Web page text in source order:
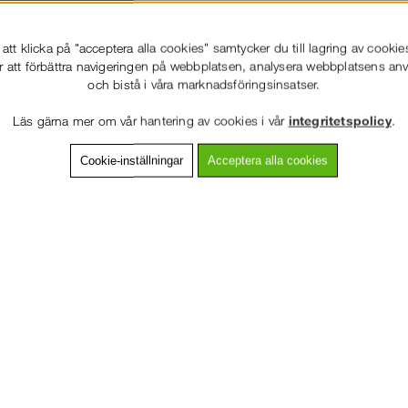
för fallskydd vid arbete på höjd, såsom bygg, industri, underhåll
Den är godkänd för användning med fallarrestlinor och andra
Fästpunkter Storlek Max användarvikt (kg)
Dorsal D-ring + 2
textilöglor fram
Universal 140
klicka på "acceptera alla cookies" samtycker du till lagring av
att förbättra navigeringen på webbplatsen, analysera webbplatsens
och bistå i våra marknadsföringsinsatser.
Läs gärna mer om vår hantering av cookies i vår integritetspolicy.
Cookie-inställningar Acceptera alla cookies